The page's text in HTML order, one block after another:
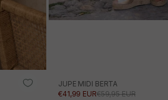
JUPE MIDI BERTA
PRIX PROMOTIONNEL
€41,99 EURPRIX NORMAL
€59,95 EUR